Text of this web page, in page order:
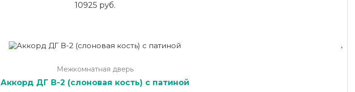
10925 руб.
Межкомнатная дверь
Аккорд ДГ В-2 (слоновая кость) с патиной